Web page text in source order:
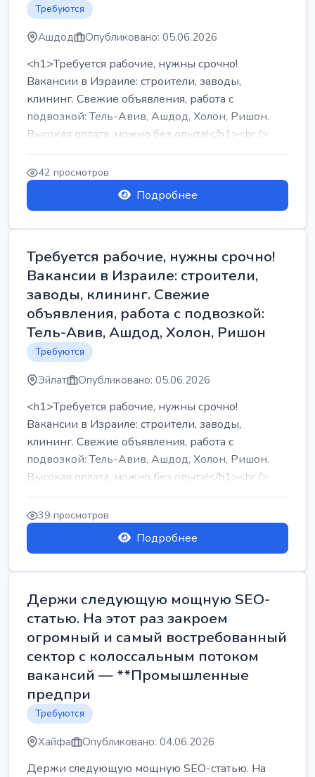
Требуются
Ашдод Опубликовано: 05.06.2026
<h1>Требуется рабочие, нужны срочно!
Вакансии в Израиле: строители, заводы,
клининг. Свежие объявления, работа с
подвозкой: Тель-Авив, Ашдод, Холон, Ришон.
Высокая оплата, можно без опыта!</h1><br />
...
42 просмотров
Подробнее
Требуется рабочие, нужны срочно!
Вакансии в Израиле: строители,
заводы, клининг. Свежие
объявления, работа с подвозкой:
Тель-Авив, Ашдод, Холон, Ришон
Требуются
Эйлат Опубликовано: 05.06.2026
<h1>Требуется рабочие, нужны срочно!
Вакансии в Израиле: строители, заводы,
клининг. Свежие объявления, работа с
подвозкой: Тель-Авив, Ашдод, Холон, Ришон.
Высокая оплата, можно без опыта!</h1><br />
...
39 просмотров
Подробнее
Держи следующую мощную SEO-
статью. На этот раз закроем
огромный и самый востребованный
сектор с колоссальным потоком
вакансий — **Промышленные
предпри
Требуются
Хайфа Опубликовано: 04.06.2026
Держи следующую мощную SEO-статью. На